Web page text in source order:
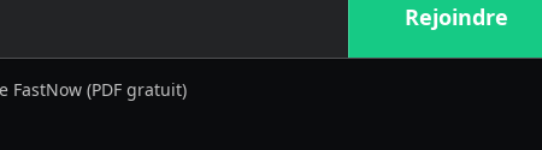
Rejoindre
FastNow (PDF gratuit)